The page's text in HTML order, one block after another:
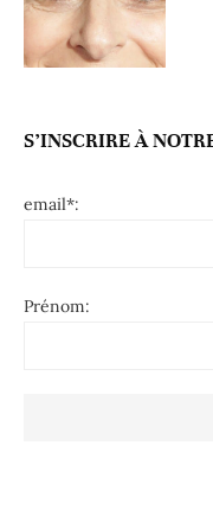
S’INSCRIRE À
email*:
Prénom: